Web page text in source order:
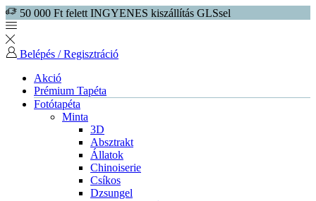
50 000 Ft felett INGYENES kiszállítás GLSsel
Belépés / Regisztráció
Akció
Prémium Tapéta
Fotótapéta
Minta
3D
Absztrakt
Állatok
Chinoiserie
Csíkos
Dzsungel